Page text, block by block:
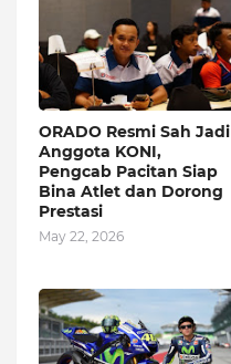
ORADO Resmi Sah Jadi
Anggota KONI,
Pengcab Pacitan Siap
Bina Atlet dan Dorong
Prestasi
May 22, 2026